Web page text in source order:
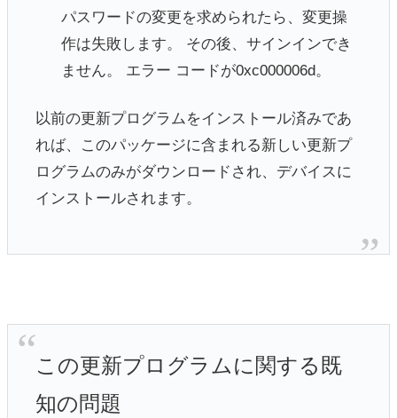
パスワードの変更を求められたら、変更操
作は失敗します。 その後、サインインでき
ません。 エラー コードが0xc000006d。
以前の更新プログラムをインストール済みであ
れば、このパッケージに含まれる新しい更新プ
ログラムのみがダウンロードされ、デバイスに
インストールされます。
この更新プログラムに関する既
知の問題